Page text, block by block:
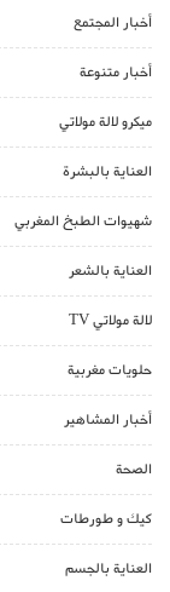
أخبار المجتمع
أخبار متنوعة
ميكرو لالة مولاتي
العناية بالبشرة
شهيوات الطبخ المغربي
العناية بالشعر
لالة مولاتي TV
حلويات مغربية
أخبار المشاهير
الصحة
كيك و طورطات
العناية بالجسم